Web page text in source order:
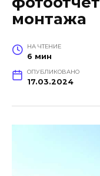
монтажа
НА ЧТЕНИЕ
6 мин
ОПУБЛИКОВАНО
17.03.2024